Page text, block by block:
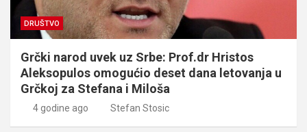
DRUŠTVO
Grčki narod uvek uz Srbe: Prof.dr Hristos
Aleksopulos omogućio deset dana letovanja u
Grčkoj za Stefana i Miloša
4 godine ago Stefan Stosic